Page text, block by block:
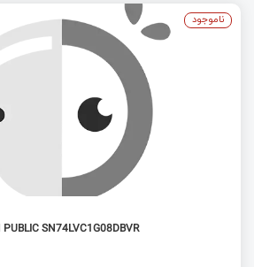
PUBLIC SN74LVC1G08DBVR
ناموجود